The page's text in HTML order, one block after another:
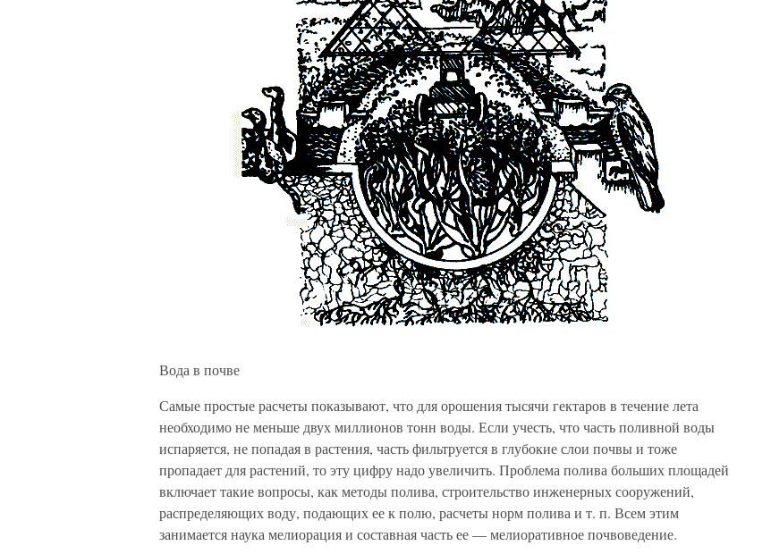
Вода в почве
Самые простые расчеты показывают, что для орошения тысячи гектаров в течение лета
необходимо не меньше двух миллионов тонн воды. Если учесть, что часть поливной воды
испаряется, не попадая в растения, часть фильтруется в глубокие слои почвы и тоже
пропадает для растений, то эту цифру надо увеличить. Проблема полива больших площадей
включает такие вопросы, как методы полива, строительство инженерных сооружений,
распределяющих воду, подающих ее к полю, расчеты норм полива и т. п. Всем этим
занимается наука мелиорация и составная часть ее — мелиоративное почвоведение.